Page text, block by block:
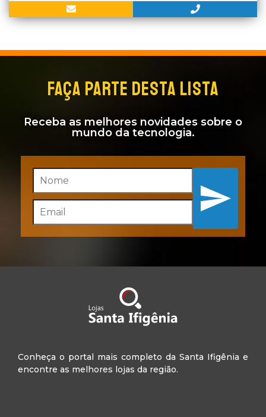
FAÇA PARTE DESTA LISTA
Receba as melhores novidades sobre o
mundo da tecnologia.
Inscreva-se
Conheça o portal mais completo da Santa Ifigênia e
encontre as melhores lojas da região.